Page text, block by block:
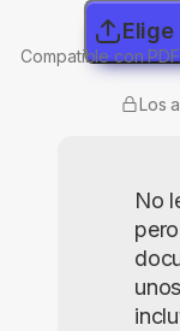
Elige
Compatible con
Los
No